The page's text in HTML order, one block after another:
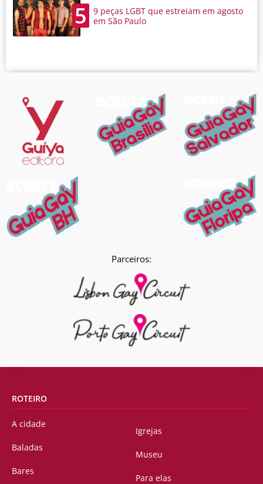
5
9 peças LGBT que estreiam em agosto
em São Paulo
Parceiros:
ROTEIRO
A cidade
Baladas
Bares
Igrejas
Museu
Para elas